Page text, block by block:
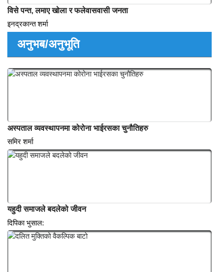
पूर्तिघाट, रानीपानी,भतेरपाटा पैयुँ राज्य इतिहासका प्रस्थान विन्दुहरु
शरणबिक्रम मल्ल
इनद्रकान्त शर्मा
अनुभब/अनुभूति
अस्पताल व्यवस्थापनमा कोरोना भाईरसका चुनौतिहरु
समिर शर्मा